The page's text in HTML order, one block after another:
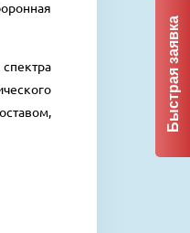
Быстрая заявка